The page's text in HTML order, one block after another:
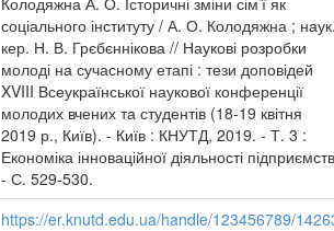
соціального інституту / А. О. Колодяжна ;
кер. Н. В. Грєбєннікова // Наукові розробки
молоді на сучасному етапі : тези доповідей
XVIII Всеукраїнської наукової конференції
молодих вчених та студентів (18-19 квітня
2019 р., Київ). - Київ : КНУТД, 2019. - Т. 3 :
Економіка інноваційної діяльності
- С. 529-530.
https://er.knutd.edu.ua/handle/123456789/